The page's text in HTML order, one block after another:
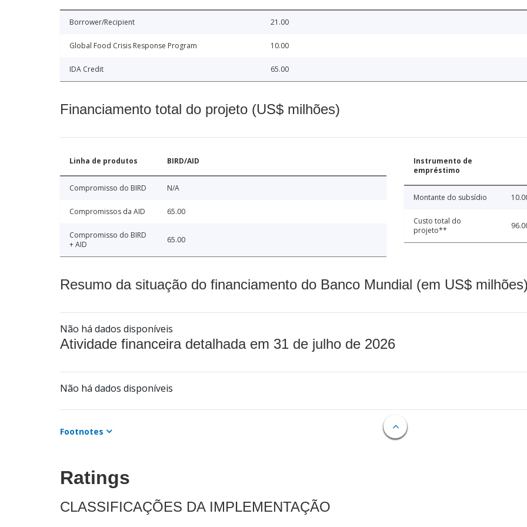
Borrower/Recipient 21.00
Global Food Crisis Response Program 10.00
IDA Credit 65.00
Financiamento total do projeto (US$ milhões)
Linha de produtos BIRD/AID
Compromisso do BIRD N/A
Compromissos da AID 65.00
Compromisso do BIRD
+ AID
65.00
Instrumento de
empréstimo
Montante do subsídio
Custo total do
projeto**
Resumo da situação do financiamento do Banco Mundial (em US$
Não há dados disponíveis
Atividade financeira detalhada em 31 de julho de 2026
Não há dados disponíveis
Footnotes
Ratings
CLASSIFICAÇÕES DA IMPLEMENTAÇÃO